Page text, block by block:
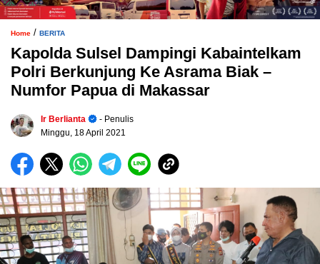
Home / BERITA
Kapolda Sulsel Dampingi Kabaintelkam
Polri Berkunjung Ke Asrama Biak –
Numfor Papua di Makassar
Ir Berlianta
- Penulis
Minggu, 18 April 2021